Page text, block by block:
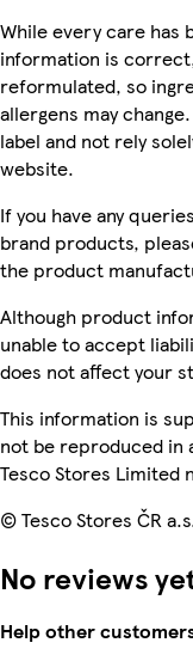
While every care has
information is
reformulated, so
allergens may
label and not rely
website.
If you have any
brand products,
the product
Although product
unable to accept
does not affect your
This information is
not be reproduced in
Tesco Stores Limited
© Tesco Stores ČR
No reviews
Help other